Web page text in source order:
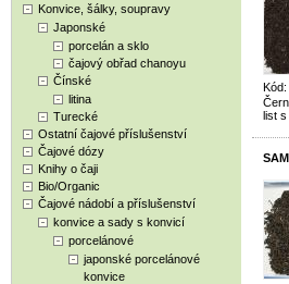
Konvice, šálky, soupravy
Japonské
porcelán a sklo
čajový obřad chanoyu
Čínské
litina
Turecké
Ostatní čajové příslušenství
Čajové dózy
Knihy o čaji
Bio/Organic
Čajové nádobí a příslušenství
konvice a sady s konvicí
porcelánové
japonské porcelánové
konvice
list s